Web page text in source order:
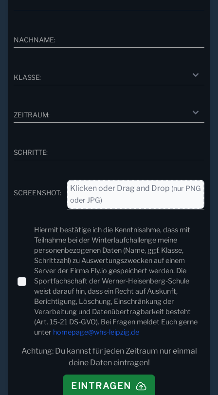
NACHNAME:
KLASSE:
ZEITRAUM:
SCHRITTE:
SCREENSHOT: Klicken oder Drag and Drop (nur PNG
oder JPG)
Hiermit bestätige ich die Kenntnisahme, dass mit
Teilnahme bei der Winterlaufchallenge meine
personenbezogenen Daten (Name, ggf. Klasse,
Schrittzahl) zu Auswertungszwecken auf einem
Server der Firma Fly.io gespeichert werden. Die
Sportfachschaft der Werner-Heisenberg-Schule
weist darauf hin, dass ein Recht auf Auskunft,
Berichtigung, Löschung, Einschränkung der
Verarbeitung und Datenübertragbarkeit besteht
(Art. 15-21 DS-GVO). Bei Fragen meldet Euch gerne
unter homepage@whs-leipzig.de
Achtung: Du kannst für jeden Zeitraum nur einmal
deine Daten eintragen!
EINTRAGEN